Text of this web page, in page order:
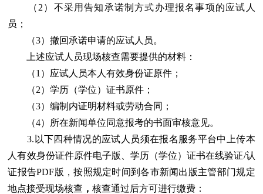
（2）不采用告知承诺制方式办理报名事项的应试人
员；
（3）撤回承诺申请的应试人员。
上述应试人员现场核查需要提供的材料：
（1）应试人员本人有效身份证原件；
（2）学历（学位）证书原件；
（3）编制内证明材料或劳动合同；
（4）所在新闻单位同意报考的书面审核意见。
3.以下四种情况的应试人员须在报名服务平台中上传本
人有效身份证件原件电子版、学历（学位）证书在线验证/认
证报告PDF版，按照规定时间到各市新闻出版主管部门规定
地点接受现场核查 ，核查通过后方可进行缴费：